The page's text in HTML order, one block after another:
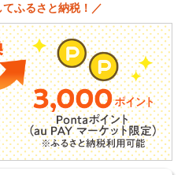
ふるさと納税！／